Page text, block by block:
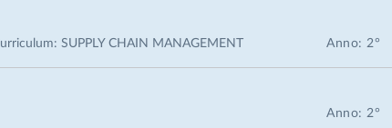
DISTI (dal 2024)
in Ingegneria Industriale
MEM con New Jersey Institute of Technology (USA)
SUPPLY CHAIN MANAGEMENT Anno: 2°
Anno: 2°